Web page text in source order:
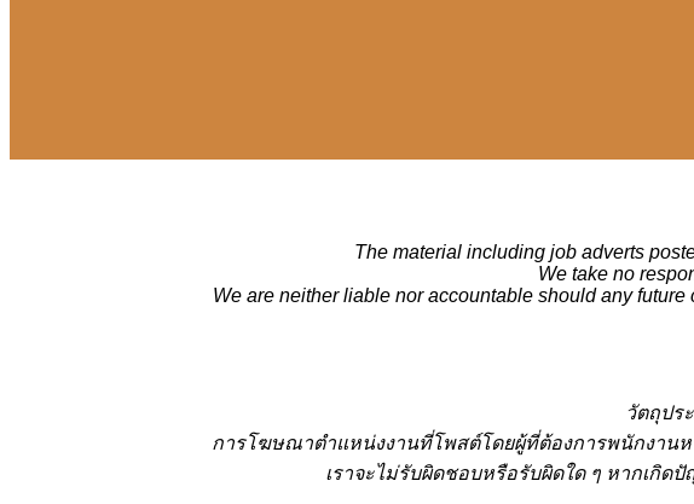
The material including job adverts
We take no
We are neither liable nor accountable should any
วัตถุปร
การโฆษณาตำแหน่งงานที่โพสต์โดยผู้ที่ต้องการพนักงานห
เราจะไม่รับผิดชอบหรือรับผิดใด ๆ หากเกิ